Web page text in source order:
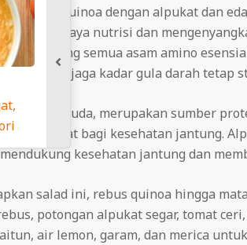
– Salad quinoa dengan alpukat dan
juga kaya nutrisi dan
semua asam amino
menjaga kadar gula darah tetap
kedelai muda, merupakan sumber
bermanfaat bagi kesehatan jantung.
kesehatan jantung dan
salad ini, rebus quinoa hingga
potongan alpukat segar, tomat
air lemon, garam, dan merica